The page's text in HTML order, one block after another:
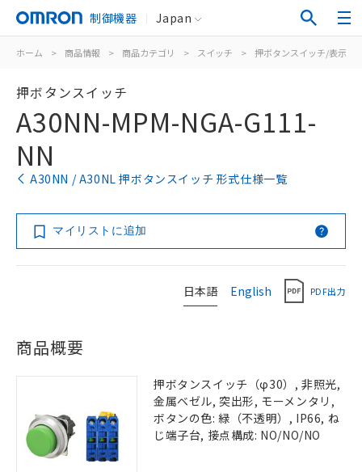
制御機器 Japan
ホーム > 商品情報 > 商品カテゴリ > スイッチ > 押ボタンスイッチ/表示灯
押ボタンスイッチ
A30NN-MPM-NGA-G111-
NN
A30NN / A30NL 押ボタンスイッチ 形式仕様一覧
マイリストに追加
日本語 English PDF出力
商品概要
押ボタンスイッチ（φ30）, 非照光,
金属ベゼル, 突出形, モーメンタリ,
ボタンの色: 緑（不透明）, IP66, ね
じ端子台, 接点構成: NO/NO/NO